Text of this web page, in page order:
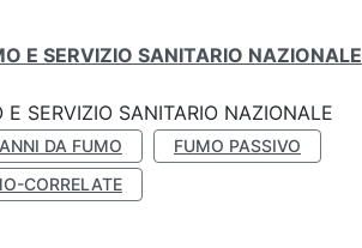
E SERVIZIO SANITARIO NAZIONALE
SERVIZIO SANITARIO NAZIONALE
DA FUMO
FUMO PASSIVO
CORRELATE